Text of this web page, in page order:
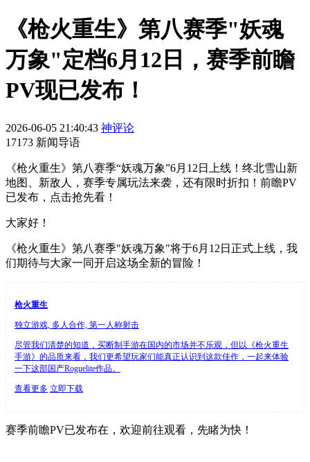
《枪火重生》第八赛季"妖魂
万象"定档6月12日，赛季前瞻
PV现已发布！
2026-06-05 21:40:43 神评论
17173 新闻导语
《枪火重生》第八赛季“妖魂万象”6月12日上线！终北雪山新
地图、新敌人，赛季专属玩法来袭，还有限时折扣！前瞻PV
已发布，点击抢先看！
大家好！
《枪火重生》第八赛季"妖魂万象"将于6月12日正式上线，我
们期待与大家一同开启这场全新的冒险！
枪火重生
独立游戏, 多人合作, 第一人称射击
尽管我们清楚的知道，买断制手游在国内的市场并不乐观，但以《枪火重生
手游》的品质来看，我们更希望玩家们能真正认识到这款佳作，一起来体验
一下这部国产Roguelite作品。
查看更多 立即下载
赛季前瞻PV已发布在，欢迎前往观看，先睹为快！